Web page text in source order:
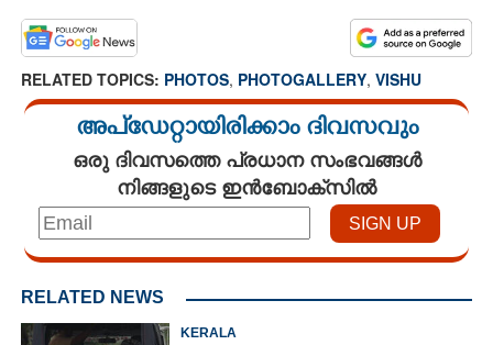
RELATED TOPICS: PHOTOS, PHOTOGALLERY, VISHU
അപ്ഡേറ്റായിരിക്കാം ദിവസവും
ഒരു ദിവസത്തെ പ്രധാന സംഭവങ്ങൾ
നിങ്ങളുടെ ഇൻബോക്സിൽ
RELATED NEWS
KERALA